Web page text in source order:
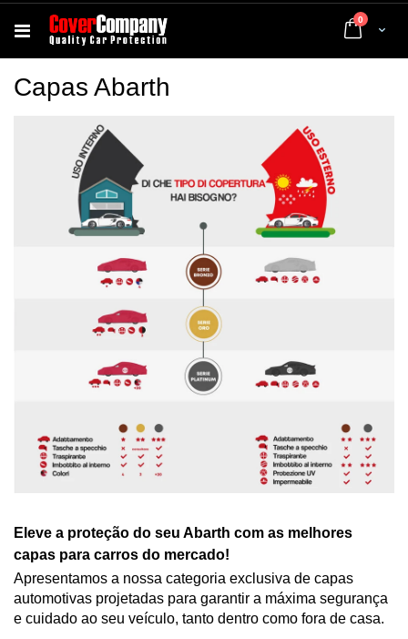
Cart
0 artigos
Capas Abarth
Eleve a proteção do seu Abarth com as melhores
capas para carros do mercado!
Apresentamos a nossa categoria exclusiva de capas
automotivas projetadas para garantir a máxima segurança
e cuidado ao seu veículo, tanto dentro como fora de casa.